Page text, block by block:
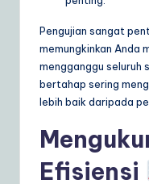
Pengujian sangat
memungkinkan Anda
mengganggu seluruh
bertahap sering
lebih baik daripada
Efisiensi